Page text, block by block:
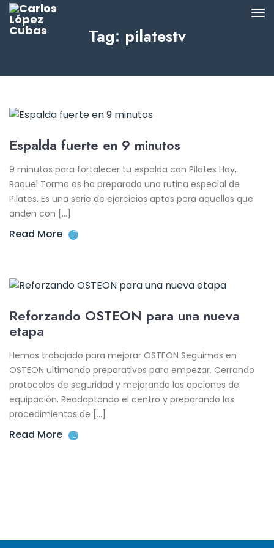
Tag: pilatestv
Espalda fuerte en 9 minutos
9 minutos para fortalecer tu espalda con Pilates Hoy,
Raquel Tormo os ha preparado una rutina especial de
Pilates. Es una serie de ejercicios aptos para aquellos que
anden con […]
Read More
Reforzando OSTEON para una nueva
etapa
Hemos trabajado para mejorar OSTEON Seguimos en
OSTEON ultimando preparativos para empezar. Cerrando
protocolos de seguridad y mejorando las opciones de
equipación. Readaptando el centro y preparando los
procedimientos de […]
Read More